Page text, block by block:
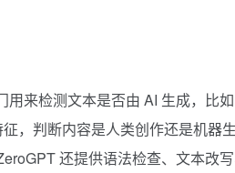
来检测文本是否由 AI 生成，比
，判断内容是人类创作还是机器
还提供语法检查、文本改